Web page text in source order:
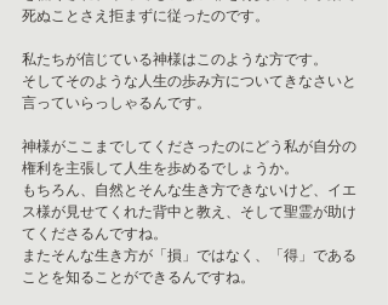
死ぬことさえ拒まずに従ったのです。
私たちが信じている神様はこのような方です。
そしてそのような人生の歩み方についてきなさいと
言っていらっしゃるんです。
神様がここまでしてくださったのにどう私が自分の
権利を主張して人生を歩めるでしょうか。
もちろん、自然とそんな生き方できないけど、イエ
ス様が見せてくれた背中と教え、そして聖霊が助け
てくださるんですね。
またそんな生き方が「損」ではなく、「得」である
ことを知ることができるんですね。